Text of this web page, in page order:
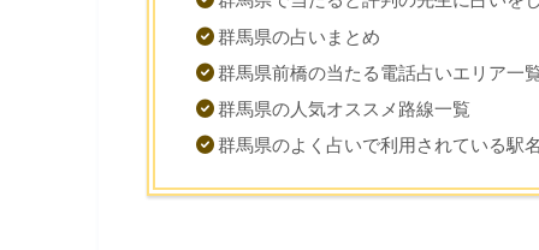
群馬県の占いまとめ
群馬県前橋の当たる電話占いエリア一
群馬県の人気オススメ路線一覧
群馬県のよく占いで利用されている駅